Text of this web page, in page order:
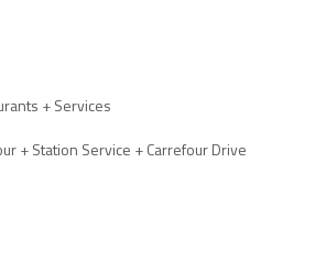
+ Services
+ Station Service + Carrefour Drive